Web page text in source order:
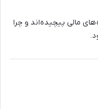
مالی پیچیده‌اند و چرا